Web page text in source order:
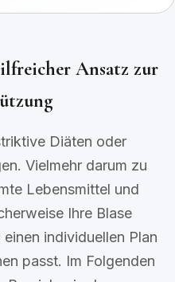
Ansatz zur
Diäten oder
Vielmehr darum zu
Lebensmittel und
Ihre Blase
individuellen Plan
passt. Im Folgenden